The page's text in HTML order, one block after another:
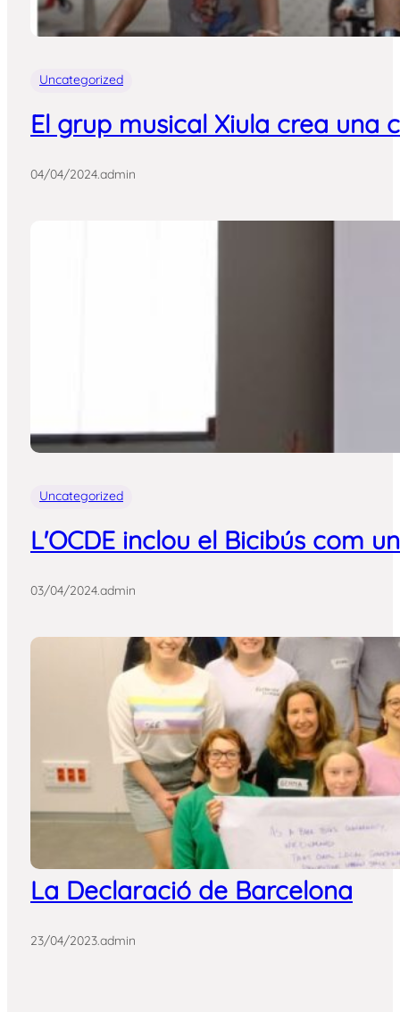
Uncategorized
El grup musical Xiula crea una
04/04/2024.admin
Uncategorized
L'OCDE inclou el Bicibús com
03/04/2024.admin
La Declaració de Barcelona
23/04/2023.admin